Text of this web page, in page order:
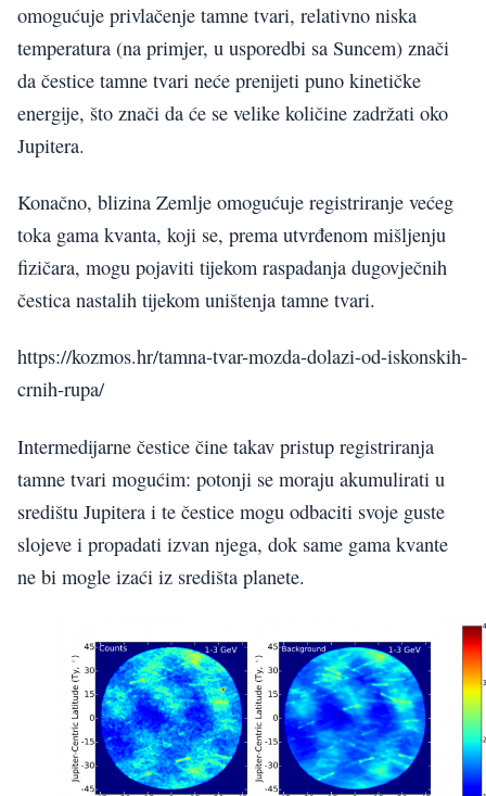
omogućuje privlačenje tamne tvari, relativno niska
temperatura (na primjer, u usporedbi sa Suncem) znači
da čestice tamne tvari neće prenijeti puno kinetičke
energije, što znači da će se velike količine zadržati oko
Jupitera.
Konačno, blizina Zemlje omogućuje registriranje većeg
toka gama kvanta, koji se, prema utvrđenom mišljenju
fizičara, mogu pojaviti tijekom raspadanja dugovječnih
čestica nastalih tijekom uništenja tamne tvari.
https://kozmos.hr/tamna-tvar-mozda-dolazi-od-iskonskih-
crnih-rupa/
Intermedijarne čestice čine takav pristup registriranja
tamne tvari mogućim: potonji se moraju akumulirati u
središtu Jupitera i te čestice mogu odbaciti svoje guste
slojeve i propadati izvan njega, dok same gama kvante
ne bi mogle izaći iz središta planete.